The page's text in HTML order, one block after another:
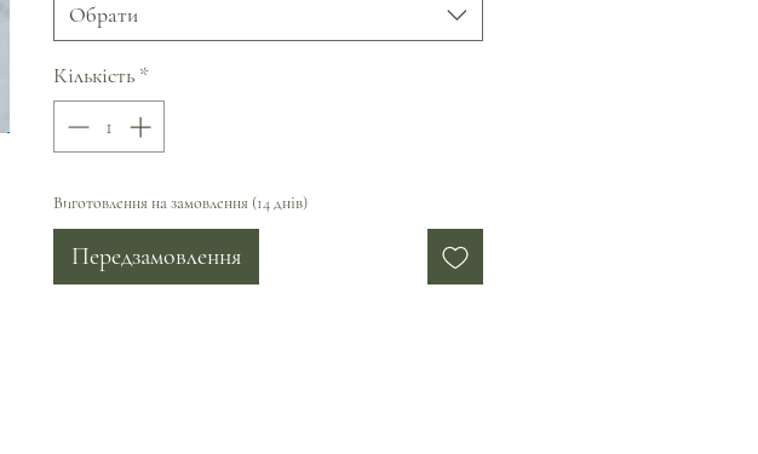
Обрати
Кількість *
Виготовлення на замовлення (14 днів)
Передзамовлення